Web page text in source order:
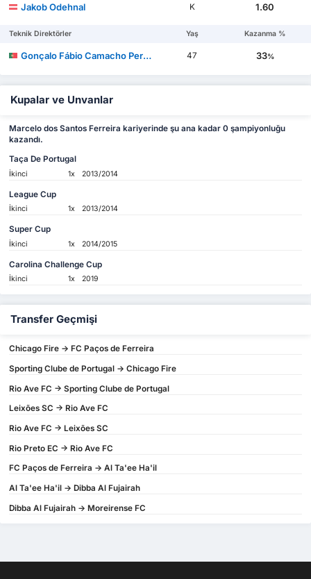
Jakob Odehnal
K 1.60
Teknik Direktörler Yaş Kazanma %
Gonçalo Fábio Camacho Pereira 47 33%
Kupalar ve Unvanlar
Marcelo dos Santos Ferreira kariyerinde şu ana kadar 0 şampiyonluğu
kazandı.
Taça De Portugal
İkinci 1x 2013/2014
League Cup
İkinci 1x 2013/2014
Super Cup
İkinci 1x 2014/2015
Carolina Challenge Cup
İkinci 1x 2019
Transfer Geçmişi
Chicago Fire -> FC Paços de Ferreira
Sporting Clube de Portugal -> Chicago Fire
Rio Ave FC -> Sporting Clube de Portugal
Leixões SC -> Rio Ave FC
Rio Ave FC -> Leixões SC
Rio Preto EC -> Rio Ave FC
FC Paços de Ferreira -> Al Ta'ee Ha'il
Al Ta'ee Ha'il -> Dibba Al Fujairah
Dibba Al Fujairah -> Moreirense FC